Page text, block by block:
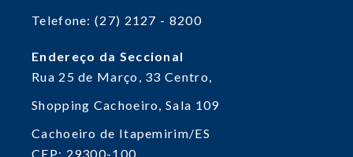
Telefone: (27) 2127 - 8200
Endereço da Seccional
Rua 25 de Março, 33Centro,
Shopping Cachoeiro, Sala 109
Cachoeiro de Itapemirim/ES
CEP: 29300-100